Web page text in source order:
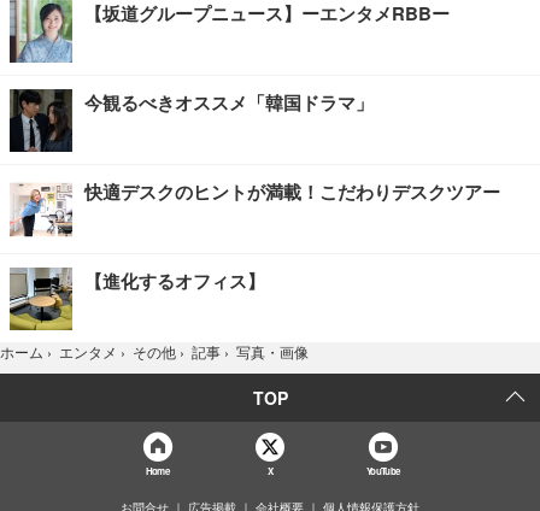
【坂道グループニュース】ーエンタメRBBー
今観るべきオススメ「韓国ドラマ」
快適デスクのヒントが満載！こだわりデスクツアー
【進化するオフィス】
ホーム › エンタメ › その他 › 記事 › 写真・画像
TOP
Home X YouTube